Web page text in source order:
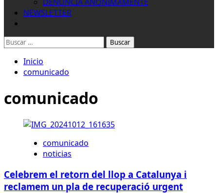
NEWSLETTER
Buscar:
Inicio
comunicado
comunicado
comunicado
noticias
Celebrem el retorn del llop a Catalunya i
reclamem un pla de recuperació urgent